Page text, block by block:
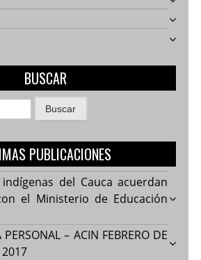
BUSCAR
PUBLICACIONES
indígenas del Cauca acuerdan
el Ministerio de Educación
PERSONAL – ACIN FEBRERO DE